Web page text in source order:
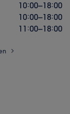
10:00–18:00
10:00–18:00
11:00–18:00
>